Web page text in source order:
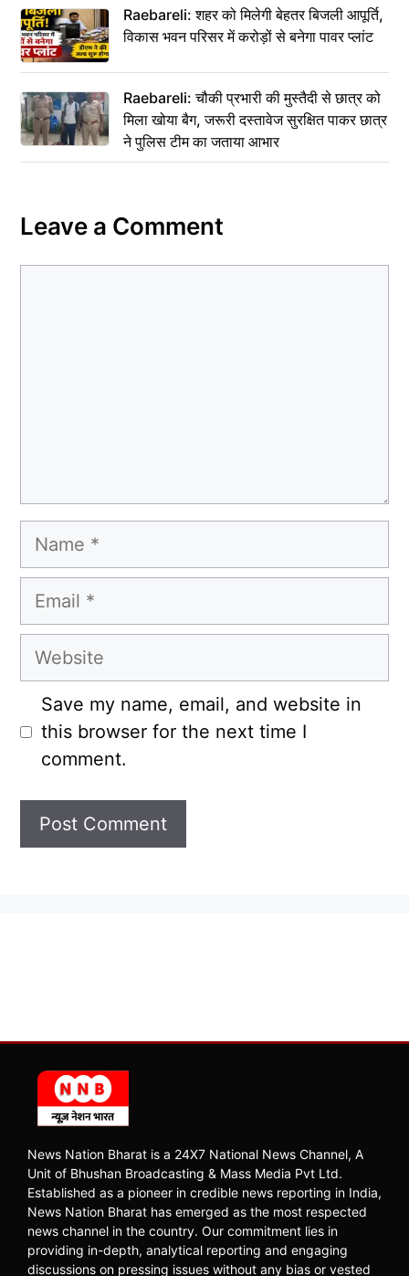
Raebareli: शहर को मिलेगी बेहतर बिजली आपूर्ति,
विकास भवन परिसर में करोड़ों से बनेगा पावर प्लांट
Raebareli: चौकी प्रभारी की मुस्तैदी से छात्र को
मिला खोया बैग, जरूरी दस्तावेज सुरक्षित पाकर छात्र
ने पुलिस टीम का जताया आभार
Leave a Comment
Name
Email
Website
Save my name, email, and website in
this browser for the next time I
comment.
News Nation Bharat is a 24X7 National News Channel, A
Unit of Bhushan Broadcasting & Mass Media Pvt Ltd.
Established as a pioneer in credible news reporting in India,
News Nation Bharat has emerged as the most respected
news channel in the country. Our commitment lies in
providing in-depth, analytical reporting and engaging
discussions on pressing issues without any bias or vested